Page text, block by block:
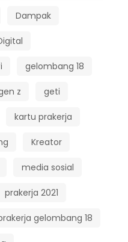
Dampak
gelombang 18
z geti
kartu prakerja
Kreator
media sosial
prakerja 2021
gelombang 18